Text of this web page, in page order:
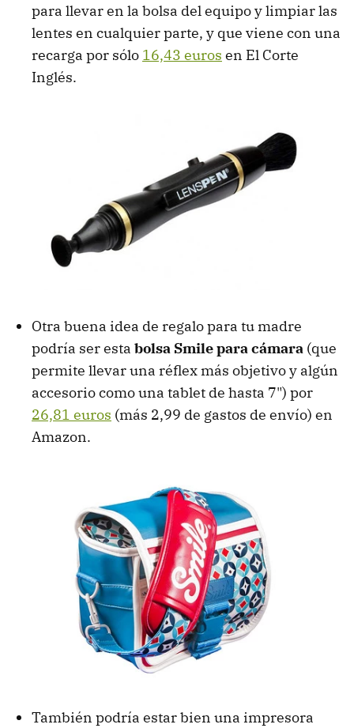
para llevar en la bolsa del equipo y limpiar las
lentes en cualquier parte, y que viene con una
recarga por sólo 16,43 euros en El Corte
Inglés.
Otra buena idea de regalo para tu madre
podría ser esta bolsa Smile para cámara (que
permite llevar una réflex más objetivo y algún
accesorio como una tablet de hasta 7") por
26,81 euros (más 2,99 de gastos de envío) en
Amazon.
También podría estar bien una impresora